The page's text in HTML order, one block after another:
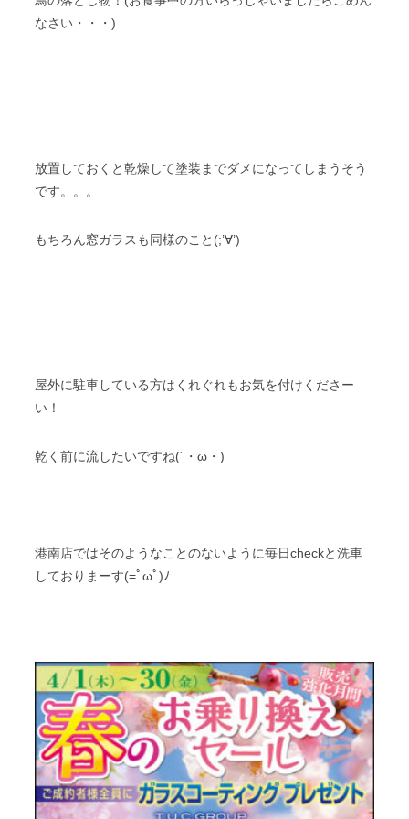
なさい・・・)
放置しておくと乾燥して塗装までダメになってしまうそう
です。。。
もちろん窓ガラスも同様のこと(;’∀’)
屋外に駐車している方はくれぐれもお気を付けくださー
い！
乾く前に流したいですね(´・ω・)
港南店ではそのようなことのないように毎日checkと洗車
しておりまーす(=ﾟωﾟ)ﾉ